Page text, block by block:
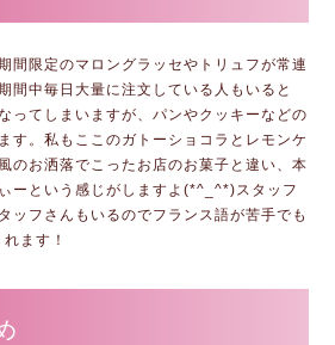
間限定のマロングラッセやトリュフが常連
間中毎日大量に注文している人もいると
ってしまいますが、パンやクッキーなどの
す。私もここのガトーショコラとレモンケ
お洒落でこったお店のお菓子と違い、本
ーという感じがしますよ(*^_^*)スタッフ
ッフさんもいるのでフランス語が苦手でも
ます！